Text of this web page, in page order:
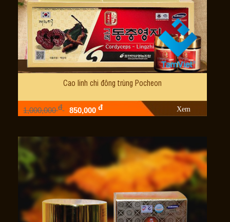
Cao linh chi đông trùng Pocheon
1,000,000đ 850,000đ Xem